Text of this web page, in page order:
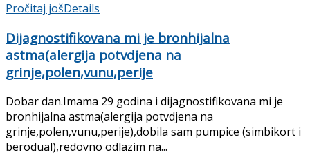
Pročitaj jošDetails
Dijagnostifikovana mi je bronhijalna
astma(alergija potvdjena na
grinje,polen,vunu,perije
Dobar dan.Imama 29 godina i dijagnostifikovana mi je
bronhijalna astma(alergija potvdjena na
grinje,polen,vunu,perije),dobila sam pumpice (simbikort i
berodual),redovno odlazim na...